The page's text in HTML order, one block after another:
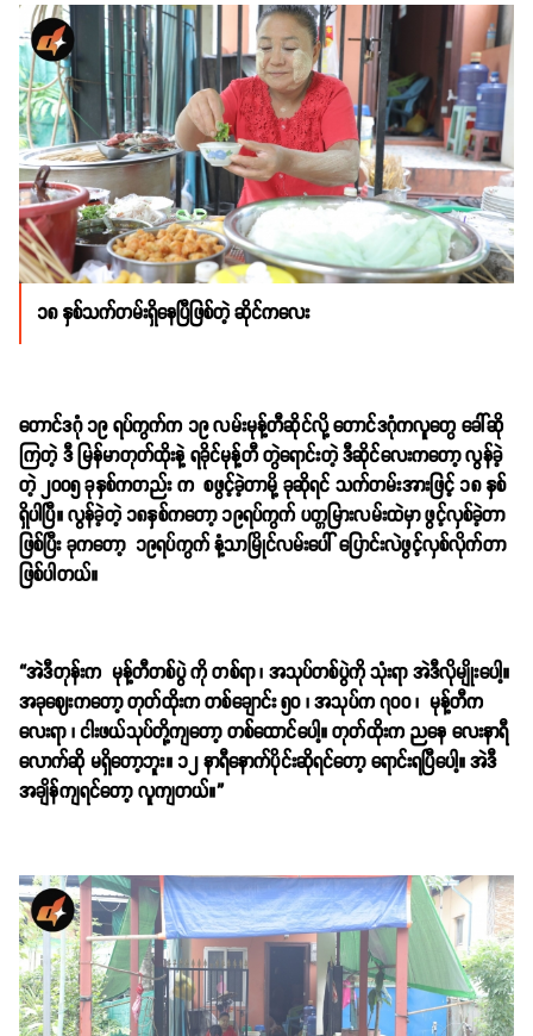
၁၈ နှစ်သက်တမ်းရှိနေပြီဖြစ်တဲ့ ဆိုင်ကလေး
တောင်ဒဂုံ ၁၉ ရပ်ကွက်က ၁၉ လမ်းမုန့်တီဆိုင်လို့ တောင်ဒဂုံကလူတွေ ခေါ်ဆို
ကြတဲ့ ဒီ မြန်မာတုတ်ထိုးနဲ့ ရခိုင်မုန့်တီ တွဲရောင်းတဲ့ ဒီဆိုင်လေးကတော့ လွန်ခဲ့
တဲ့ ၂၀၀၅ ခုနှစ်ကတည်း က စဖွင့်ခဲ့တာမို့ ခုဆိုရင် သက်တမ်းအားဖြင့် ၁၈ နှစ်
ရှိပါပြီ။လွန်ခဲ့တဲ့ ၁၈နှစ်ကတော့ ၁၉ရပ်ကွက် ပတ္တမြားလမ်းထဲမှာ ဖွင့်လှစ်ခဲ့တာ
ဖြစ်ပြီး ခုကတော့ ၁၉ရပ်ကွက် နံ့သာမြိုင်လမ်းပေါ် ပြောင်းလဲဖွင့်လှစ်လိုက်တာ
ဖြစ်ပါတယ်။
“အဲဒီတုန်းက မုန့်တီတစ်ပွဲ ကို တစ်ရာ ၊ အသုပ်တစ်ပွဲကို သုံးရာ အဲဒီလိုမျိုးပေါ့။
အခုဈေးကတော့ တုတ်ထိုးက တစ်ချောင်း ၅၀ ၊ အသုပ်က ၇၀၀ ၊ မုန့်တီက
လေးရာ ၊ ငါးဖယ်သုပ်တို့ကျတော့ တစ်ထောင်ပေါ့။ တုတ်ထိုးက ညနေ လေးနာရီ
လောက်ဆို မရှိတော့ဘူး။ ၁၂ နာရီနောက်ပိုင်းဆိုရင်တော့ ရောင်းရပြီပေါ့။ အဲဒီ
အချိန်ကျရင်တော့ လူကျတယ်။”